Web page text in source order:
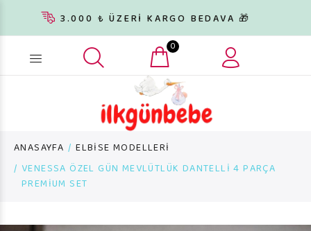
3.000 ₺ ÜZERİ KARGO BEDAVA 🎁
Ürün arama... 0
ANASAYFA
ELBİSE MODELLERİ
VENESSA ÖZEL GÜN MEVLÜTLÜK DANTELLİ 4 PARÇA
PREMİUM SET